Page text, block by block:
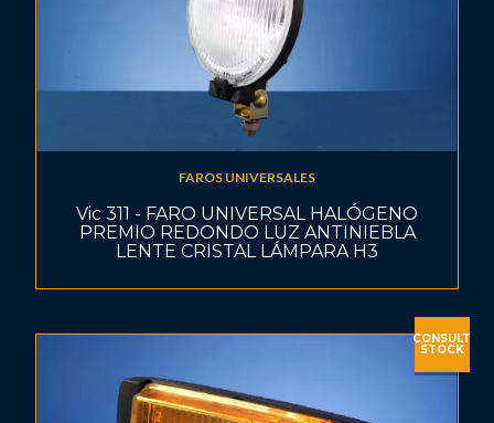
FAROS UNIVERSALES
Vic 311 - FARO UNIVERSAL HALÓGENO
PREMIO REDONDO LUZ ANTINIEBLA
LENTE CRISTAL LÁMPARA H3
CONSULT
STOCK